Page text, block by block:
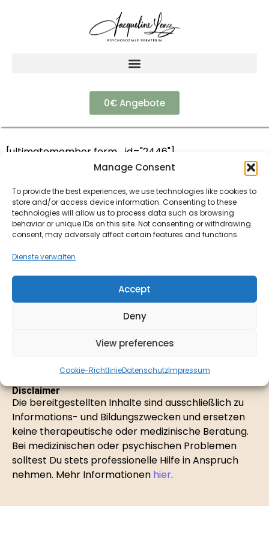
Manage Consent
To provide the best experiences, we use technologies like cookies to
store and/or access device information. Consenting to these
technologies will allow us to process data such as browsing
behavior or unique IDs on this site. Not consenting or withdrawing
consent, may adversely affect certain features and functions.
Dienste verwalten
Accept
Deny
View preferences
Cookie-RichtlinieDatenschutzImpressum
0€ Angebote
[ultimatemember form_id="2446"]
Disclaimer
Die bereitgestellten Inhalte sind ausschließlich zu
Informations- und Bildungszwecken und ersetzen
keine therapeutische oder medizinische Beratung.
Bei medizinischen oder psychischen Problemen
solltest Du stets professionelle Hilfe in Anspruch
nehmen. Mehr Informationen hier.